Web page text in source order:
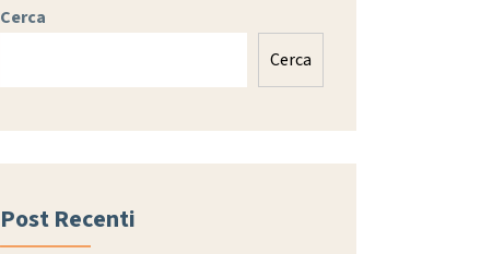
Cerca
Cerca
Post Recenti